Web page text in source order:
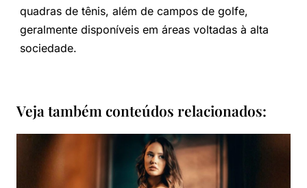
quadras de tênis, além de campos de golfe,
geralmente disponíveis em áreas voltadas à alta
sociedade.
Veja também conteúdos relacionados: